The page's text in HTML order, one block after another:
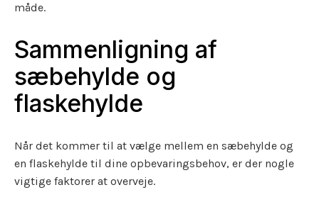
måde.
Sammenligning af
sæbehylde og
flaskehylde
Når det kommer til at vælge mellem en sæbehylde og
en flaskehylde til dine opbevaringsbehov, er der nogle
vigtige faktorer at overveje.